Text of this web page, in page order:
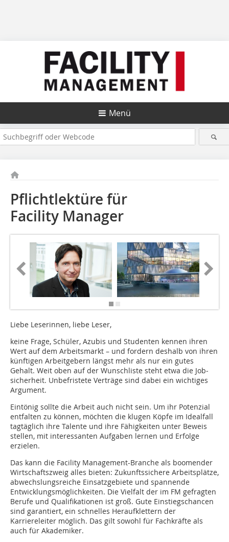
Menü
Pflichtlektüre für
Facility Manager
Liebe Leserinnen, liebe Leser,
keine Frage, Schüler, Azubis und Studenten kennen ihren
Wert auf dem Arbeitsmarkt – und fordern deshalb von ihren
künftigen Arbeitgebern längst mehr als nur ein gutes
Gehalt. Weit oben auf der Wunschliste steht etwa die Job­
sicherheit. Unbefristete Verträge sind dabei ein wichtiges
Argument.
Eintönig sollte die Arbeit auch nicht sein. Um ihr Potenzial
entfalten zu können, möchten die klugen Köpfe im Ideal­fall
tagtäglich ihre Talente und ihre ­Fähigkeiten unter Beweis
stellen, mit interessanten Aufgaben lernen und Erfolge
erzielen.
Das kann die Facility Management-Branche als boomender
Wirtschaftszweig alles bieten: Zukunftssichere ­Arbeitsplätze,
­abwechslungsreiche Einsatzgebiete und spannende
Entwicklungsmöglichkeiten. Die Vielfalt der im FM gefragten
Berufe und Qualifikationen ist groß. Gute Einstiegschancen
sind garantiert, ein schnelles Heraufklettern der
Karriereleiter möglich. Das gilt sowohl für Fachkräfte als
auch für Akademiker.